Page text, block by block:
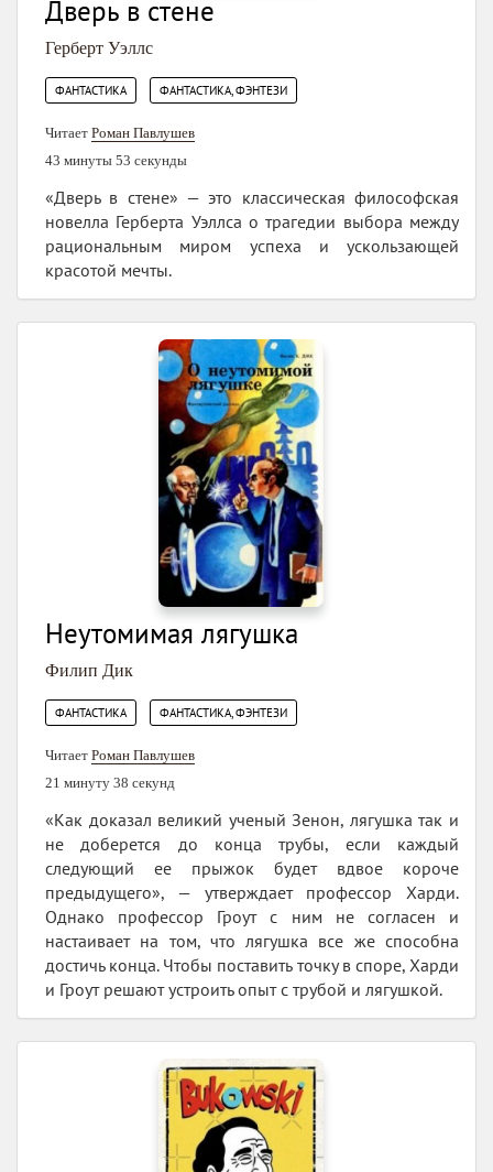
Дверь в стене
Герберт Уэллс
ФАНТАСТИКА ФАНТАСТИКА, ФЭНТЕЗИ
Читает Роман Павлушев
43 минуты 53 секунды
«Дверь в стене» — это классическая философская
новелла Герберта Уэллса о трагедии выбора между
рациональным миром успеха и ускользающей
красотой мечты.
Неутомимая лягушка
Филип Дик
ФАНТАСТИКА ФАНТАСТИКА, ФЭНТЕЗИ
Читает Роман Павлушев
21 минуту 38 секунд
«Как доказал великий ученый Зенон, лягушка так и
не доберется до конца трубы, если каждый
следующий ее прыжок будет вдвое короче
предыдущего», — утверждает профессор Харди.
Однако профессор Гроут с ним не согласен и
настаивает на том, что лягушка все же способна
достичь конца. Чтобы поставить точку в споре, Харди
и Гроут решают устроить опыт с трубой и лягушкой.